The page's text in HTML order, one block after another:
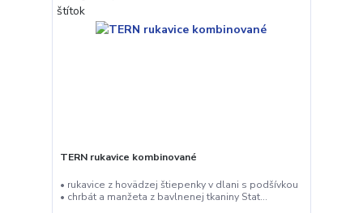
TERN rukavice kombinované
• rukavice z hovädzej štiepenky v dlani s podšívkou
• chrbát a manžeta z bavlnenej tkaniny Stat...